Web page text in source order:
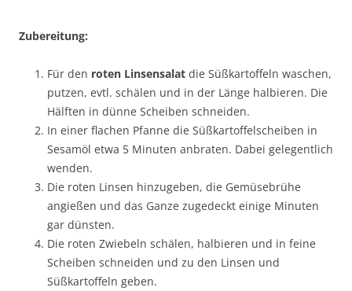
Zubereitung:
Für den roten Linsensalat die Süßkartoffeln waschen,
putzen, evtl. schälen und in der Länge halbieren. Die
Hälften in dünne Scheiben schneiden.
In einer flachen Pfanne die Süßkartoffelscheiben in
Sesamöl etwa 5 Minuten anbraten. Dabei gelegentlich
wenden.
Die roten Linsen hinzugeben, die Gemüsebrühe
angießen und das Ganze zugedeckt einige Minuten
gar dünsten.
Die roten Zwiebeln schälen, halbieren und in feine
Scheiben schneiden und zu den Linsen und
Süßkartoffeln geben.